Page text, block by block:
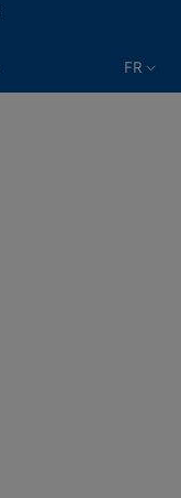
FR